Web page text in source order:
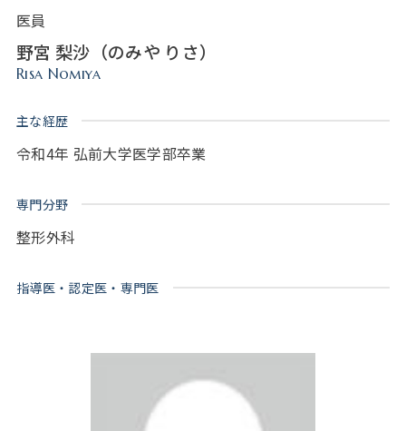
医員
野宮 梨沙（のみや りさ）
Risa Nomiya
主な経歴
令和4年 弘前大学医学部卒業
専門分野
整形外科
指導医・認定医・専門医